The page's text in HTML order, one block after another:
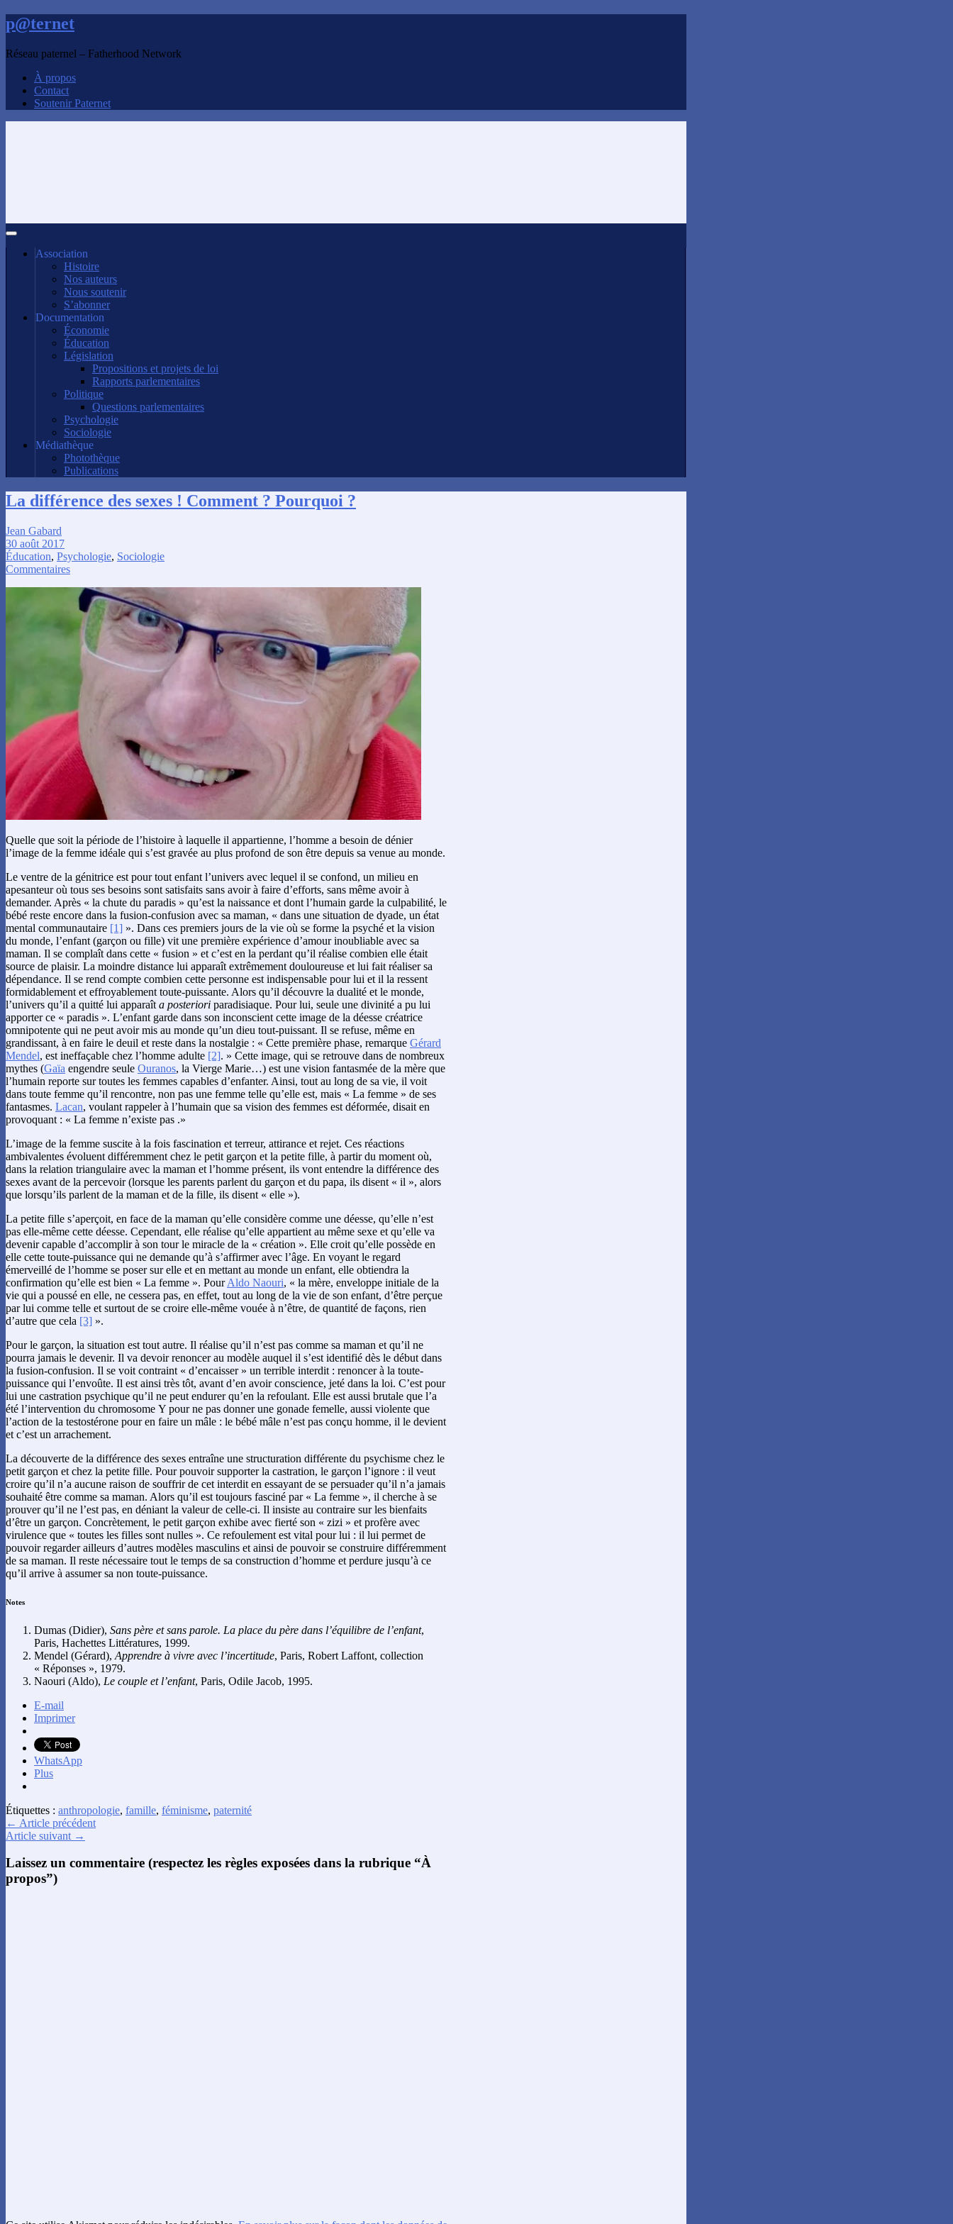
p@ternet
Réseau paternel – Fatherhood Network
À propos
Contact
Soutenir Paternet
Association
Histoire
Nos auteurs
Nous soutenir
S’abonner
Documentation
Économie
Éducation
Législation
Propositions et projets de loi
Rapports parlementaires
Politique
Questions parlementaires
Psychologie
Sociologie
Médiathèque
Photothèque
Publications
La différence des sexes ! Comment ? Pourquoi ?
Jean Gabard
30 août 2017
Éducation, Psychologie, Sociologie
Commentaires
Quelle que soit la période de l’histoire à laquelle il appartienne, l’homme a besoin de dénier
l’image de la femme idéale qui s’est gravée au plus profond de son être depuis sa venue au monde.
Le ventre de la génitrice est pour tout enfant l’univers avec lequel il se confond, un milieu en
apesanteur où tous ses besoins sont satisfaits sans avoir à faire d’efforts, sans même avoir à
demander. Après « la chute du paradis » qu’est la naissance et dont l’humain garde la culpabilité, le
bébé reste encore dans la fusion-confusion avec sa maman, « dans une situation de dyade, un état
mental communautaire [1] ». Dans ces premiers jours de la vie où se forme la psyché et la vision
du monde, l’enfant (garçon ou fille) vit une première expérience d’amour inoubliable avec sa
maman. Il se complaît dans cette « fusion » et c’est en la perdant qu’il réalise combien elle était
source de plaisir. La moindre distance lui apparaît extrêmement douloureuse et lui fait réaliser sa
dépendance. Il se rend compte combien cette personne est indispensable pour lui et il la ressent
formidablement et effroyablement toute-puissante. Alors qu’il découvre la dualité et le monde,
l’univers qu’il a quitté lui apparaît a posteriori paradisiaque. Pour lui, seule une divinité a pu lui
apporter ce « paradis ». L’enfant garde dans son inconscient cette image de la déesse créatrice
omnipotente qui ne peut avoir mis au monde qu’un dieu tout-puissant. Il se refuse, même en
grandissant, à en faire le deuil et reste dans la nostalgie : « Cette première phase, remarque Gérard
Mendel, est ineffaçable chez l’homme adulte [2]. » Cette image, qui se retrouve dans de nombreux
mythes (Gaïa engendre seule Ouranos, la Vierge Marie…) est une vision fantasmée de la mère que
l’humain reporte sur toutes les femmes capables d’enfanter. Ainsi, tout au long de sa vie, il voit
dans toute femme qu’il rencontre, non pas une femme telle qu’elle est, mais « La femme » de ses
fantasmes. Lacan, voulant rappeler à l’humain que sa vision des femmes est déformée, disait en
provoquant : « La femme n’existe pas .»
L’image de la femme suscite à la fois fascination et terreur, attirance et rejet. Ces réactions
ambivalentes évoluent différemment chez le petit garçon et la petite fille, à partir du moment où,
dans la relation triangulaire avec la maman et l’homme présent, ils vont entendre la différence des
sexes avant de la percevoir (lorsque les parents parlent du garçon et du papa, ils disent « il », alors
que lorsqu’ils parlent de la maman et de la fille, ils disent « elle »).
La petite fille s’aperçoit, en face de la maman qu’elle considère comme une déesse, qu’elle n’est
pas elle-même cette déesse. Cependant, elle réalise qu’elle appartient au même sexe et qu’elle va
devenir capable d’accomplir à son tour le miracle de la « création ». Elle croit qu’elle possède en
elle cette toute-puissance qui ne demande qu’à s’affirmer avec l’âge. En voyant le regard
émerveillé de l’homme se poser sur elle et en mettant au monde un enfant, elle obtiendra la
confirmation qu’elle est bien « La femme ». PourAldo Naouri, « la mère, enveloppe initiale de la
vie qui a poussé en elle, ne cessera pas, en effet, tout au long de la vie de son enfant, d’être perçue
par lui comme telle et surtout de se croire elle-même vouée à n’être, de quantité de façons, rien
d’autre que cela [3] ».
Pour le garçon, la situation est tout autre. Il réalise qu’il n’est pas comme sa maman et qu’il ne
pourra jamais le devenir. Il va devoir renoncer au modèle auquel il s’est identifié dès le début dans
la fusion-confusion. Il se voit contraint « d’encaisser » un terrible interdit : renoncer à la toute-
puissance qui l’envoûte. Il est ainsi très tôt, avant d’en avoir conscience, jeté dans la loi. C’est pour
lui une castration psychique qu’il ne peut endurer qu’en la refoulant. Elle est aussi brutale que l’a
été l’intervention du chromosome Y pour ne pas donner une gonade femelle, aussi violente que
l’action de la testostérone pour en faire un mâle : le bébé mâle n’est pas conçu homme, il le devient
et c’est un arrachement.
La découverte de la différence des sexes entraîne une structuration différente du psychisme chez le
petit garçon et chez la petite fille. Pour pouvoir supporter la castration, le garçon l’ignore : il veut
croire qu’il n’a aucune raison de souffrir de cet interdit en essayant de se persuader qu’il n’a jamais
souhaité être comme sa maman. Alors qu’il est toujours fasciné par « La femme », il cherche à se
prouver qu’il ne l’est pas, en déniant la valeur de celle-ci. Il insiste au contraire sur les bienfaits
d’être un garçon. Concrètement, le petit garçon exhibe avec fierté son « zizi » et profère avec
virulence que « toutes les filles sont nulles ». Ce refoulement est vital pour lui : il lui permet de
pouvoir regarder ailleurs d’autres modèles masculins et ainsi de pouvoir se construire différemment
de sa maman. Il reste nécessaire tout le temps de sa construction d’homme et perdure jusqu’à ce
qu’il arrive à assumer sa non toute-puissance.
Notes
Dumas (Didier), Sans père et sans parole. La place du père dans l’équilibre de l’enfant,
Paris, Hachettes Littératures, 1999.
Mendel (Gérard), Apprendre à vivre avec l’incertitude, Paris, Robert Laffont, collection
« Réponses », 1979.
Naouri (Aldo), Le couple et l’enfant, Paris, Odile Jacob, 1995.
E-mail
Imprimer
WhatsApp
Plus
Étiquettes : anthropologie, famille, féminisme, paternité
← Article précédent
Article suivant →
Laissez un commentaire (respectez les règles exposées dans la rubrique “À
propos”)